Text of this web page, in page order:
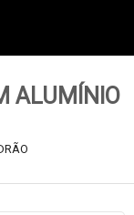
ALUMÍNIO